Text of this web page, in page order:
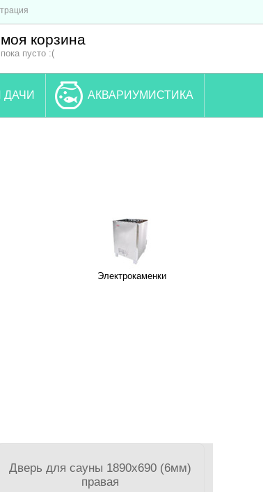
моя корзина
пока пусто :(
ДАЧИ АКВАРИУМИСТИКА
Электрокаменки
Дверь для сауны 1890х690 (6мм)
правая